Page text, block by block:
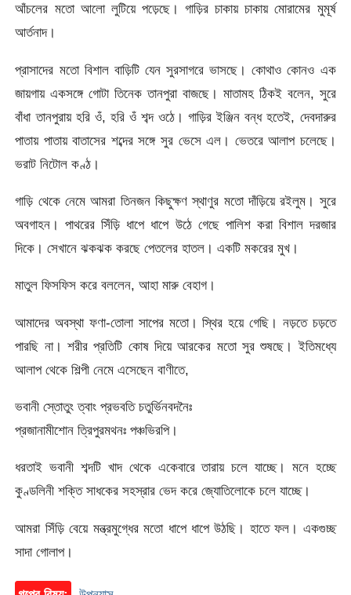
আঁচলের মতো আলো লুটিয়ে পড়েছে। গাড়ির চাকায় চাকায় মোরামের মুমূর্ষ
আর্তনাদ।
প্রাসাদের মতো বিশাল বাড়িটি যেন সুরসাগরে ভাসছে। কোথাও কোনও এক
জায়গায় একসঙ্গে গোটা তিনেক তানপুরা বাজছে। মাতামহ ঠিকই বলেন, সুরে
বাঁধা তানপুরায় হরি ওঁ, হরি ওঁ শব্দ ওঠে। গাড়ির ইঞ্জিন বন্ধ হতেই, দেবদারুর
পাতায় পাতায় বাতাসের শব্দের সঙ্গে সুর ভেসে এল। ভেতরে আলাপ চলেছে।
ভরাট নিটোল কণ্ঠ।
গাড়ি থেকে নেমে আমরা তিনজন কিছুক্ষণ স্থাণুর মতো দাঁড়িয়ে রইলুম। সুরে
অবগাহন। পাথরের সিঁড়ি ধাপে ধাপে উঠে গেছে পালিশ করা বিশাল দরজার
দিকে। সেখানে ঝকঝক করছে পেতলের হাতল। একটি মকরের মুখ।
মাতুল ফিসফিস করে বললেন, আহা মারু বেহাগ।
আমাদের অবস্থা ফণা-তোলা সাপের মতো। স্থির হয়ে গেছি। নড়তে চড়তে
পারছি না। শরীর প্রতিটি কোষ দিয়ে আরকের মতো সুর শুষছে। ইতিমধ্যে
আলাপ থেকে শিল্পী নেমে এসেছেন বাণীতে,
ভবানী স্তোতুং ত্বাং প্রভবতি চতুর্ভিনবদনৈঃ
প্রজানামীশোন ত্রিপুরমথনঃ পঞ্চভিরপি।
ধরতাই ভবানী শব্দটি খাদ থেকে একেবারে তারায় চলে যাচ্ছে। মনে হচ্ছে
কুণ্ডলিনী শক্তি সাধকের সহস্রার ভেদ করে জ্যোতিলোকে চলে যাচ্ছে।
আমরা সিঁড়ি বেয়ে মন্ত্রমুগ্ধের মতো ধাপে ধাপে উঠছি। হাতে ফল। একগুচ্ছ
সাদা গোলাপ।